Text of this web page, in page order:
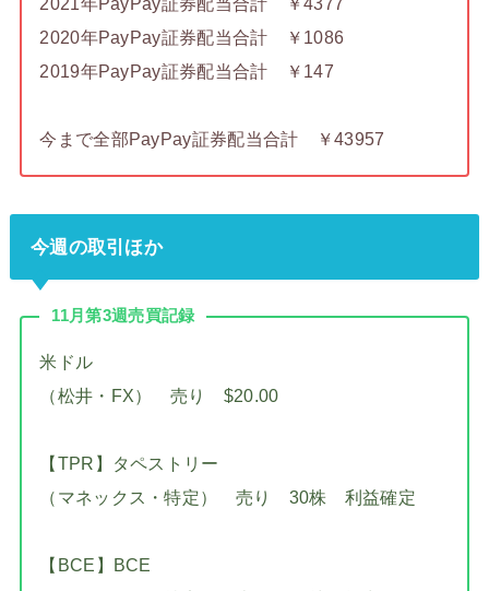
2020年PayPay証券配当合計 ￥1086
2019年PayPay証券配当合計 ￥147
今まで全部PayPay証券配当合計 ￥43957
今週の取引ほか
11月第3週売買記録
米ドル
（松井・FX） 売り $20.00
【TPR】タペストリー
（マネックス・特定） 売り 30株 利益確定
【BCE】BCE